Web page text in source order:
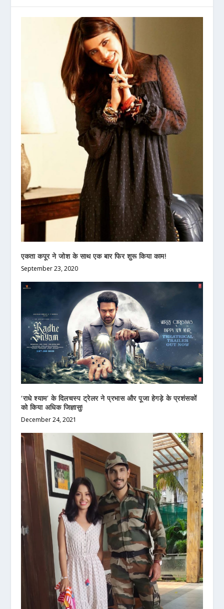
एकता कपूर ने जोश के साथ एक बार फिर शुरू किया काम!
September 23, 2020
‘राधे श्याम’ के दिलचस्प ट्रेलर ने प्रभास और पूजा हेगड़े के प्रशंसकों
को किया अधिक जिज्ञासु!
December 24, 2021